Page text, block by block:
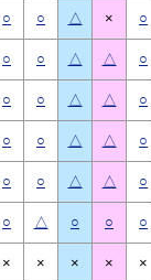
○ ○ △ × ○
○ ○ △ △ ○
○ ○ △ △ ○
○ ○ △ △ ○
○ ○ △ △ ○
○ △ ○ ○ ○
× × × × ×